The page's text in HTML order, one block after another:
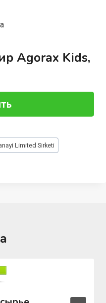
Agorax Kids,
Limited Sirketi